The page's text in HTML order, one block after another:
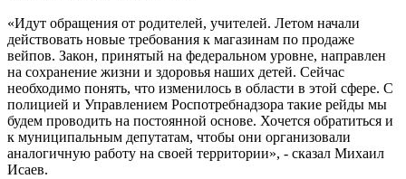
«Идут обращения от родителей, учителей. Летом начали
действовать новые требования к магазинам по продаже
вейпов. Закон, принятый на федеральном уровне, направлен
на сохранение жизни и здоровья наших детей. Сейчас
необходимо понять, что изменилось в области в этой сфере. С
полицией и Управлением Роспотребнадзора такие рейды мы
будем проводить на постоянной основе. Хочется обратиться и
к муниципальным депутатам, чтобы они организовали
аналогичную работу на своей территории», - сказал Михаил
Исаев.